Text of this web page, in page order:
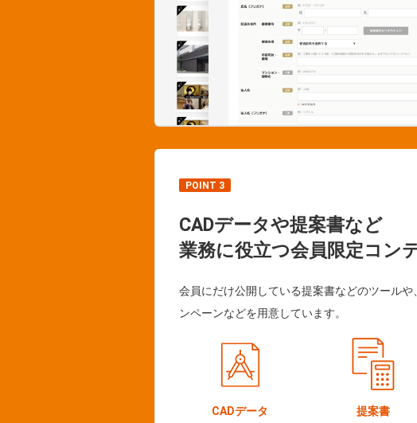
POINT 3
CADデータや提案書など
業務に役立つ会員限定コン
会員にだけ公開している提案書などのツール
ンペーンなどを用意しています。
CADデータ 提案書